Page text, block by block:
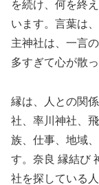
を続け、何を終
います。言葉は
主神社は、一言
多すぎて心が散
縁は、人との関
社、率川神社、
族、仕事、地域
す。奈良 縁結び
社を探している